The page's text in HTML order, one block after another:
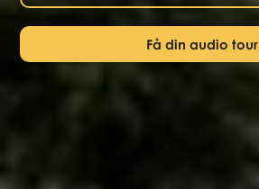
Få din audio tour